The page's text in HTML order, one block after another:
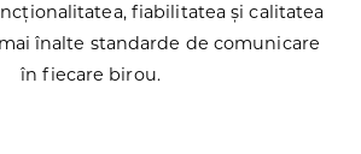
fiabilitatea și calitatea
înalte standarde de comunicare
în fiecare birou.